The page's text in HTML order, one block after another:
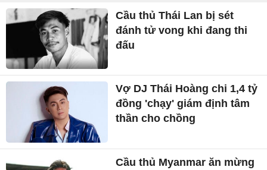
Cầu thủ Thái Lan bị sét
đánh tử vong khi đang thi
đấu
Vợ DJ Thái Hoàng chi 1,4 tỷ
đồng 'chạy' giám định tâm
thần cho chồng
Cầu thủ Myanmar ăn mừng